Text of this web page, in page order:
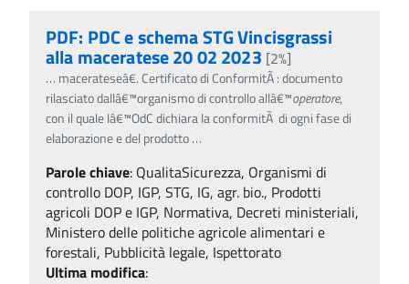
PDF: PDC e schema STG Vincisgrassi
alla maceratese 20 02 2023 [2%]
… macerateseâ€. Certificato di ConformitÃ : documento
rilasciato dallâ€™organismo di controllo allâ€™operatore,
con il quale lâ€™OdC dichiara la conformitÃ di ogni fase di
elaborazione e del prodotto…
Parole chiave: QualitaSicurezza, Organismi di
controllo DOP, IGP, STG, IG, agr. bio., Prodotti
agricoli DOP e IGP, Normativa, Decreti ministeriali,
Ministero delle politiche agricole alimentari e
forestali, Pubblicità legale, Ispettorato
Ultima modifica: